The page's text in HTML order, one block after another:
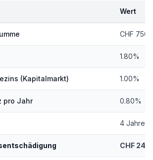
Wert
CHF
1.80%
(Kapitalmarkt) 1.00%
pro Jahr 0.80%
4 Jahre
CHF